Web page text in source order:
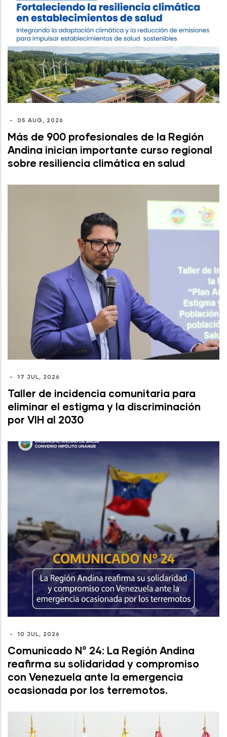
- 05 AUG, 2026
Más de 900 profesionales de la Región
Andina inician importante curso regional
sobre resiliencia climática en salud
- 17 JUL, 2026
Taller de incidencia comunitaria para
eliminar el estigma y la discriminación
por VIH al 2030
- 10 JUL, 2026
Comunicado N° 24: La Región Andina
reafirma su solidaridad y compromiso
con Venezuela ante la emergencia
ocasionada por los terremotos.